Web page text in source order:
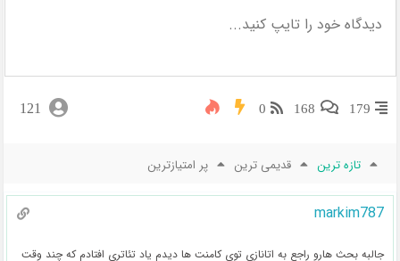
179
168
0
121
تازه ترین قدیمی ترین پر امتیازترین
markim787
جالبه بحث هارو راجع به اتانازی توی کامنت ها دیدم یاد تئاتری افتادم که چند وقت